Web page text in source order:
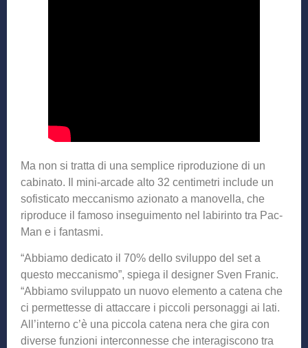
Ma non si tratta di una semplice riproduzione di un
cabinato. Il mini-arcade alto 32 centimetri include un
sofisticato meccanismo azionato a manovella, che
riproduce il famoso inseguimento nel labirinto tra Pac-
Man e i fantasmi.
“Abbiamo dedicato il 70% dello sviluppo del set a
questo meccanismo”, spiega il designer Sven Franic.
“Abbiamo sviluppato un nuovo elemento a catena che
ci permettesse di attaccare i piccoli personaggi ai lati.
All’interno c’è una piccola catena nera che gira con
diverse funzioni interconnesse che interagiscono tra